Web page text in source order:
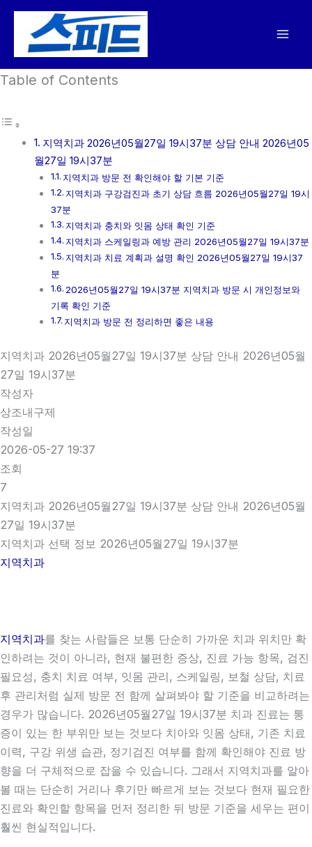
건
뛰
Table of Contents
지역치과 2026년05월27일 19시37분 상담 안내 2026년05
월27일 19시37분
지역치과 방문 전 확인해야 할 기본 기준
지역치과 구강검진과 초기 상담 흐름 2026년05월27일 19시
37분
지역치과 충치와 잇몸 상태 확인 기준
지역치과 스케일링과 예방 관리 2026년05월27일 19시37분
지역치과 치료 계획과 설명 확인 2026년05월27일 19시37
분
2026년05월27일 19시37분 지역치과 방문 시 개인정보와
기록 확인 기준
지역치과 방문 전 정리하면 좋은 내용
지역치과 2026년05월27일 19시37분 상담 안내 2026년05월
27일 19시37분
작성자
상조내구제
작성일
2026-05-27 19:37
조회
7
지역치과 2026년05월27일 19시37분 상담 안내 2026년05월
27일 19시37분
지역치과 선택 정보 2026년05월27일 19시37분
지역치과
지역치과를 찾는 사람들은 보통 단순히 가까운 치과 위치만 확
인하려는 것이 아니라, 현재 불편한 증상, 진료 가능 항목, 검진
필요성, 충치 치료 여부, 잇몸 관리, 스케일링, 보철 상담, 치료
후 관리처럼 실제 방문 전 함께 살펴봐야 할 기준을 비교하려는
경우가 많습니다. 2026년05월27일 19시37분 치과 진료는 통
증이 있는 한 부위만 보는 것보다 치아와 잇몸 상태, 기존 치료
이력, 구강 위생 습관, 정기검진 여부를 함께 확인해야 진료 방
향을 더 구체적으로 잡을 수 있습니다. 그래서 지역치과를 알아
볼 때는 단순히 거리나 후기만 빠르게 보는 것보다 현재 필요한
진료와 확인할 항목을 먼저 정리한 뒤 방문 기준을 세우는 편이
훨씬 현실적입니다.